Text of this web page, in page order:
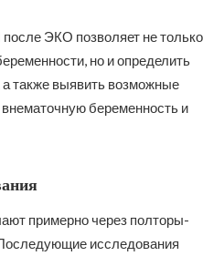
ЭКО позволяет не только
но и определить
также выявить возможные
внематочную беременность и
примерно через полторы-
исследования